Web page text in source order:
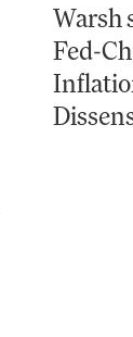
Warsh
Fed-